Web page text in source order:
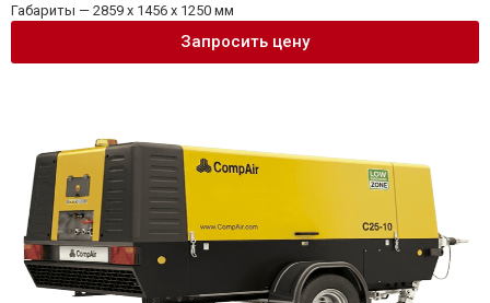
Габариты — 2859 x 1456 x 1250 мм
Запросить цену